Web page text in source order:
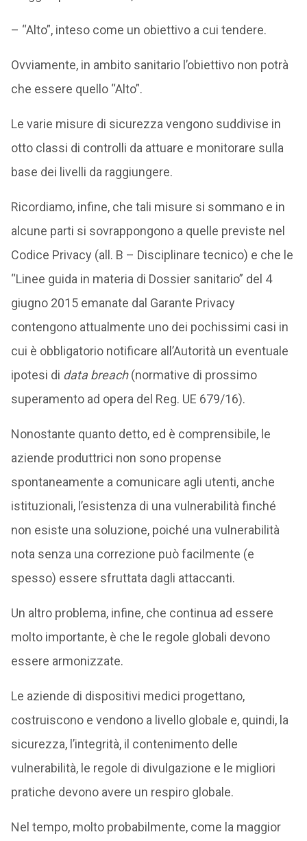
– “Alto”, inteso come un obiettivo a cui tendere.
Ovviamente, in ambito sanitario l’obiettivo non potrà
che essere quello “Alto”.
Le varie misure di sicurezza vengono suddivise in
otto classi di controlli da attuare e monitorare sulla
base dei livelli da raggiungere.
Ricordiamo, infine, che tali misure si sommano e in
alcune parti si sovrappongono a quelle previste nel
Codice Privacy (all. B – Disciplinare tecnico) e che le
“Linee guida in materia di Dossier sanitario” del 4
giugno 2015 emanate dal Garante Privacy
contengono attualmente uno dei pochissimi casi in
cui è obbligatorio notificare all’Autorità un eventuale
ipotesi di data breach(normative di prossimo
superamento ad opera del Reg. UE 679/16).
Nonostante quanto detto, ed è comprensibile, le
aziende produttrici non sono propense
spontaneamente a comunicare agli utenti, anche
istituzionali, l’esistenza di una vulnerabilità finché
non esiste una soluzione, poiché una vulnerabilità
nota senza una correzione può facilmente (e
spesso) essere sfruttata dagli attaccanti.
Un altro problema, infine, che continua ad essere
molto importante, è che le regole globali devono
essere armonizzate.
Le aziende di dispositivi medici progettano,
costruiscono e vendono a livello globale e, quindi, la
sicurezza, l’integrità, il contenimento delle
vulnerabilità, le regole di divulgazione e le migliori
pratiche devono avere un respiro globale.
Nel tempo, molto probabilmente, come la maggior